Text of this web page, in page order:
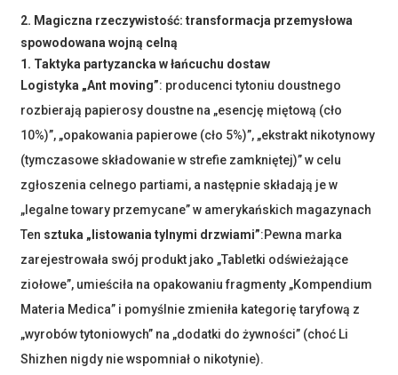
2. Magiczna rzeczywistość: transformacja przemysłowa
spowodowana wojną celną
1. Taktyka partyzancka w łańcuchu dostaw
Logistyka „Ant moving”: producenci tytoniu doustnego
rozbierają papierosy doustne na „esencję miętową (cło
10%)”, „opakowania papierowe (cło 5%)”, „ekstrakt nikotynowy
(tymczasowe składowanie w strefie zamkniętej)” w celu
zgłoszenia celnego partiami, a następnie składają je w
„legalne towary przemycane” w amerykańskich magazynach
Ten sztuka „listowania tylnymi drzwiami”:Pewna marka
zarejestrowała swój produkt jako „Tabletki odświeżające
ziołowe”, umieściła na opakowaniu fragmenty „Kompendium
Materia Medica” i pomyślnie zmieniła kategorię taryfową z
„wyrobów tytoniowych” na „dodatki do żywności” (choć Li
Shizhen nigdy nie wspomniał o nikotynie).